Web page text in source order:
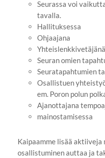
Seurassa voi
tavalla.
Hallituksessa
Ohjaajana
Yhteislenkkivetäjänä
Seuran omien
Seuratapahtumien
Osallistuen
em. Poron polun
Ajanottajana
mainostamisessa
Kaipaamme lisää
osallistuminen auttaa ja